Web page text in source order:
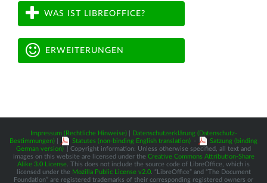
WAS IST LIBREOFFICE?
ERWEITERUNGEN
Impressum (Rechtliche Hinweise)|
Datenschutzerklärung (Datenschutz-
Bestimmungen)
Statutes (non-binding English translation) -
Satzung (binding
German version)
| Copyright information: Unless otherwise specified, all text and
images on this website are licensed under the Creative Commons Attribution-Share
Alike 3.0 License . This does not include the source code of LibreOffice, which is
licensed under the Mozilla Public License v2.0. “LibreOffice” and “The Document
Foundation” are registered trademarks of their corresponding registered owners or